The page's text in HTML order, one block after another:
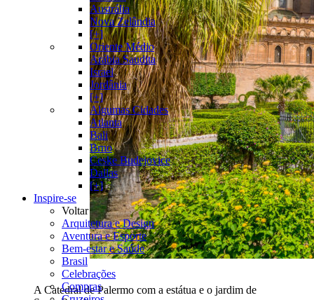
Austrália
Nova Zelândia
[+]
Oriente Médio
Arábia Saudita
Israel
Jordânia
[+]
Algumas Cidades
Atlanta
Bali
Brno
Ceske Budejovice
Dallas
[+]
Inspire-se
Voltar
Arquitetura e Design
Aventura e Esporte
Bem-estar e Saúde
Brasil
Celebrações
Compras
A Catedral de Palermo com a estátua e o jardim de